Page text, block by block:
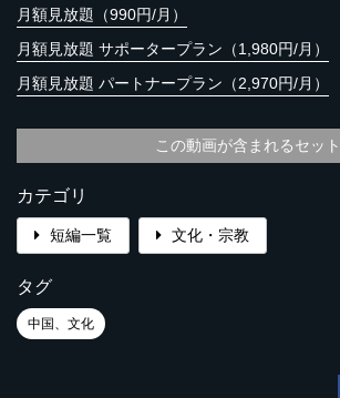
月額見放題（990円/月）
月額見放題 サポータープラン（1,980円/月）
月額見放題 パートナープラン（2,970円/月）
この動画が含まれるセット
カテゴリ
短編一覧 文化・宗教
タグ
中国、文化